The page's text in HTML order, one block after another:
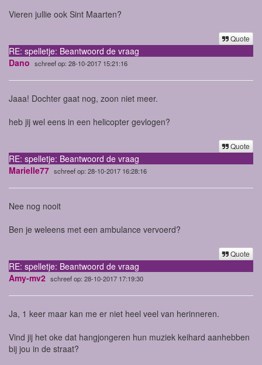
Vieren jullie ook Sint Maarten?
Quote
RE: spelletje: Beantwoord de vraag
Dano schreef op: 28-10-2017 15:21:16
Jaaa! Dochter gaat nog, zoon niet meer.
heb jij wel eens in een helicopter gevlogen?
Quote
RE: spelletje: Beantwoord de vraag
Marielle77 schreef op: 28-10-2017 16:28:16
Nee nog nooit
Ben je weleens met een ambulance vervoerd?
Quote
RE: spelletje: Beantwoord de vraag
Amy-mv2 schreef op: 28-10-2017 17:19:30
Ja, 1 keer maar kan me er niet heel veel van herinneren.
Vind jij het oke dat hangjongeren hun muziek keihard aanhebben
bij jou in de straat?